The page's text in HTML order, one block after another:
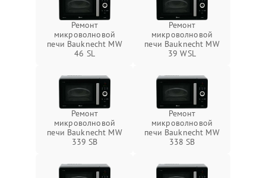
Ремонт
микроволновой
печи Bauknecht MW
46 SL
Ремонт
микроволновой
печи Bauknecht MW
39 WSL
Ремонт
микроволновой
печи Bauknecht MW
339 SB
Ремонт
микроволновой
печи Bauknecht MW
338 SB